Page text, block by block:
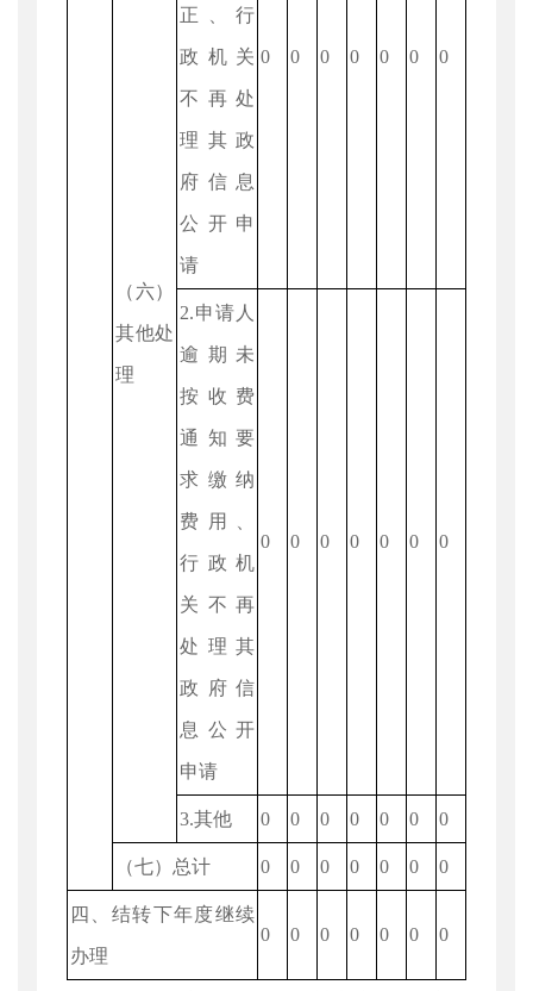
（六）
其他处
理
正、行
政机关
不再处
理其政
府信息
公开申
请
0 0 0 0 0 0 0
2.申请人
逾期未
按收费
通知要
求缴纳
费用、
行政机
关不再
处理其
政府信
息公开
申请
0 0 0 0 0 0 0
3.其他 0 0 0 0 0 0 0
（七）总计 0 0 0 0 0 0 0
四、结转下年度继续
办理
0 0 0 0 0 0 0